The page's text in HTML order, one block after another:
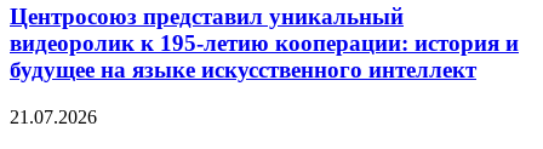
Центросоюз представил уникальный
видеоролик к 195-летию кооперации: история и
будущее на языке искусственного интеллект
21.07.2026